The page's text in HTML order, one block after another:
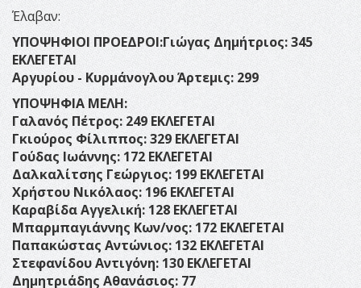
Έλαβαν:
ΥΠΟΨΗΦΙΟΙ ΠΡΟΕΔΡΟΙ:Γιώγας Δημήτριος: 345
ΕΚΛΕΓΕΤΑΙ
Αργυρίου - Κυρμάνογλου Άρτεμις: 299
ΥΠΟΨΗΦΙΑ ΜΕΛΗ:
Γαλανός Πέτρος: 249 ΕΚΛΕΓΕΤΑΙ
Γκιούρος Φίλιππος: 329 ΕΚΛΕΓΕΤΑΙ
Γούδας Ιωάννης: 172 ΕΚΛΕΓΕΤΑΙ
Δαλκαλίτσης Γεώργιος: 199 ΕΚΛΕΓΕΤΑΙ
Χρήστου Νικόλαος: 196 ΕΚΛΕΓΕΤΑΙ
Καραβίδα Αγγελική: 128 ΕΚΛΕΓΕΤΑΙ
Μπαρμπαγιάννης Κων/νος: 172 ΕΚΛΕΓΕΤΑΙ
Παπακώστας Αντώνιος: 132 ΕΚΛΕΓΕΤΑΙ
Στεφανίδου Αντιγόνη: 130 ΕΚΛΕΓΕΤΑΙ
Δημητριάδης Αθανάσιος: 77